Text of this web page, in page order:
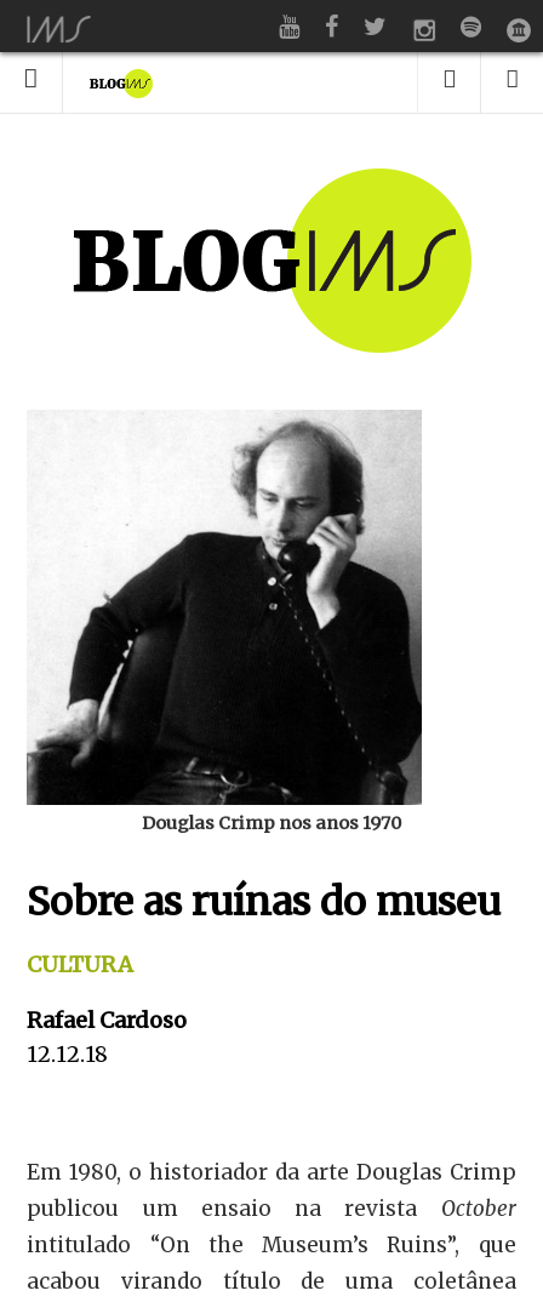
Douglas Crimp nos anos 1970
Sobre as ruínas do museu
CULTURA
Rafael Cardoso
12.12.18
Em 1980, o historiador da arte Douglas Crimp
publicou um ensaio na revista October
intitulado “On the Museum’s Ruins”, que
acabou virando título de uma coletânea